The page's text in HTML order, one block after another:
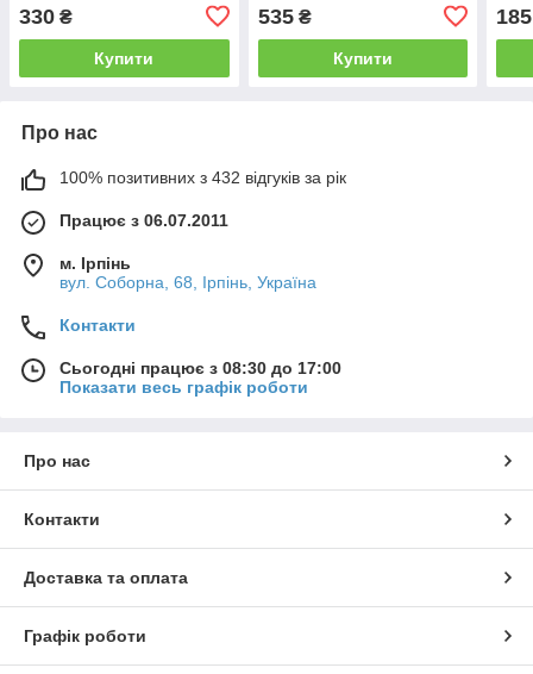
330 ₴
Купити
535₴
Купити
185
Про нас
100% позитивних з 432 відгуків за рік
Працює з 06.07.2011
м. Ірпінь
вул. Соборна, 68, Ірпінь, Україна
Контакти
Сьогодні працює з 08:30 до 17:00
Показати весь графік роботи
Про нас
Контакти
Доставка та оплата
Графік роботи